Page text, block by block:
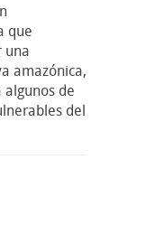
que
una
amazónica,
de
del